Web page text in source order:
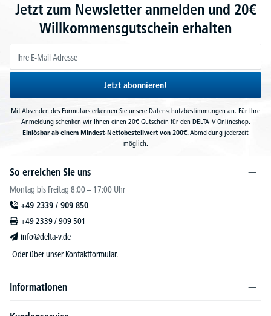
Jetzt zum Newsletter anmelden und 20€
Willkommensgutschein erhalten
Jetzt abonnieren!
Mit Absenden des Formulars erkennen Sie unsere Datenschutzbestimmungen an. Für Ihre
Anmeldung schenken wir Ihnen einen 20€ Gutschein für den DELTA-V Onlineshop.
Einlösbar ab einem Mindest-Nettobestellwert von 200€.Abmeldung jederzeit
möglich.
So erreichen Sie uns
Montag bis Freitag 8:00 – 17:00 Uhr
+49 2339 / 909 850
+49 2339 / 909 501
info@delta-v.de
Oder über unser Kontaktformular.
Informationen